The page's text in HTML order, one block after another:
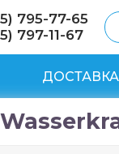
795-77-65
797-11-67
ДОСТАВКА